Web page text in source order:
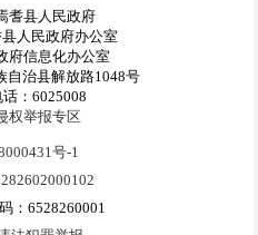
耆县人民政府
人民政府办公室
府信息化办公室
自治县解放路1048号
：6025008
权举报专区
号-1
：6528260001